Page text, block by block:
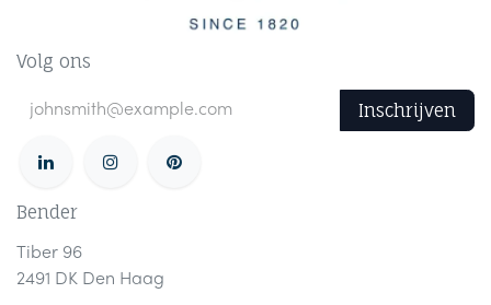
Volg ons
Inschrijven
Bender
Tiber 96
2491 DK Den Haag